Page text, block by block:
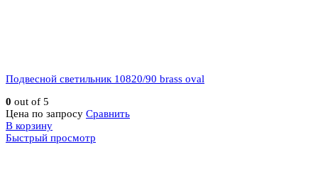
Подвесной светильник 10820/90 brass oval
0 out of 5
Цена по запросу Сравнить
В корзину
Быстрый просмотр